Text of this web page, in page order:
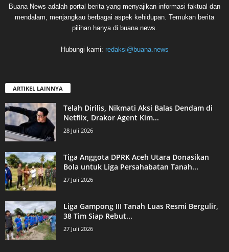
Buana News adalah portal berita yang menyajikan informasi faktual dan
mendalam, menjangkau berbagai aspek kehidupan. Temukan berita
pilihan hanya di buana.news.
Hubungi kami: redaksi@buana.news
ARTIKEL LAINNYA
Telah Dirilis, Nikmati Aksi Balas Dendam di
Netflix, Drakor Agent Kim...
28 Juli 2026
Tiga Anggota DPRK Aceh Utara Donasikan
Bola untuk Liga Persahabatan Tanah...
27 Juli 2026
Liga Gampong III Tanah Luas Resmi Bergulir,
38 Tim Siap Rebut...
27 Juli 2026